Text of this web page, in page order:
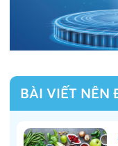
BÀI VIẾT NÊN